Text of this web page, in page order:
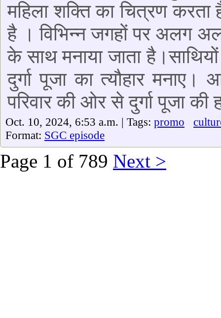
महिला शक्ति का चित्रण करता
है । विभिन्न जगहों पर अलग
के साथ मनाया जाता
दुर्गा पूजा का त्यौहार
परिवार की ओर से दुर्गा पूजा की
Oct. 10, 2024, 6:53 a.m. | Tags: promo
Format: SGC episode
Page 1 of 789 Next >